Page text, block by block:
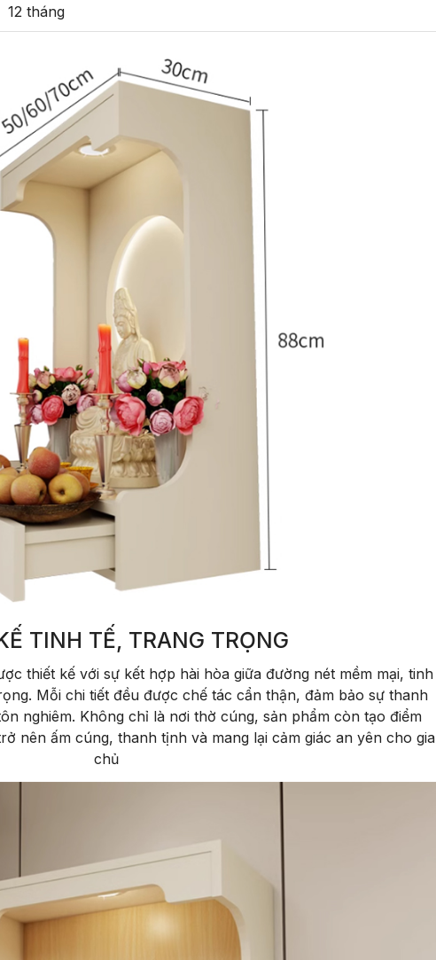
12 tháng
TINH TẾ, TRANG TRỌNG
thiết kế với sự kết hợp hài hòa giữa đường nét mềm mại, tinh
Mỗi chi tiết đều được chế tác cẩn thận, đảm bảo sự thanh
nghiêm. Không chỉ là nơi thờ cúng, sản phẩm còn tạo điểm
nên ấm cúng, thanh tịnh và mang lại cảm giác an yên cho gia
chủ